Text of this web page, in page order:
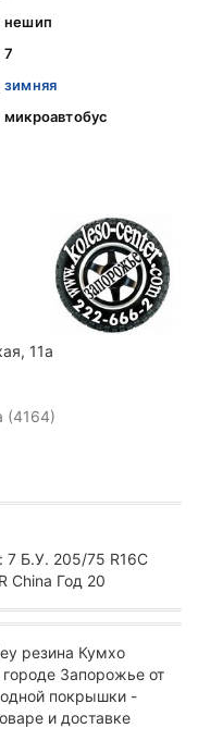
нешип
7
зимняя
микроавтобус
11а
(4164)
7 Б.У. 205/75 R16C
China Год 20
резина Кумхо
городе Запорожье от
покрышки -
и доставке